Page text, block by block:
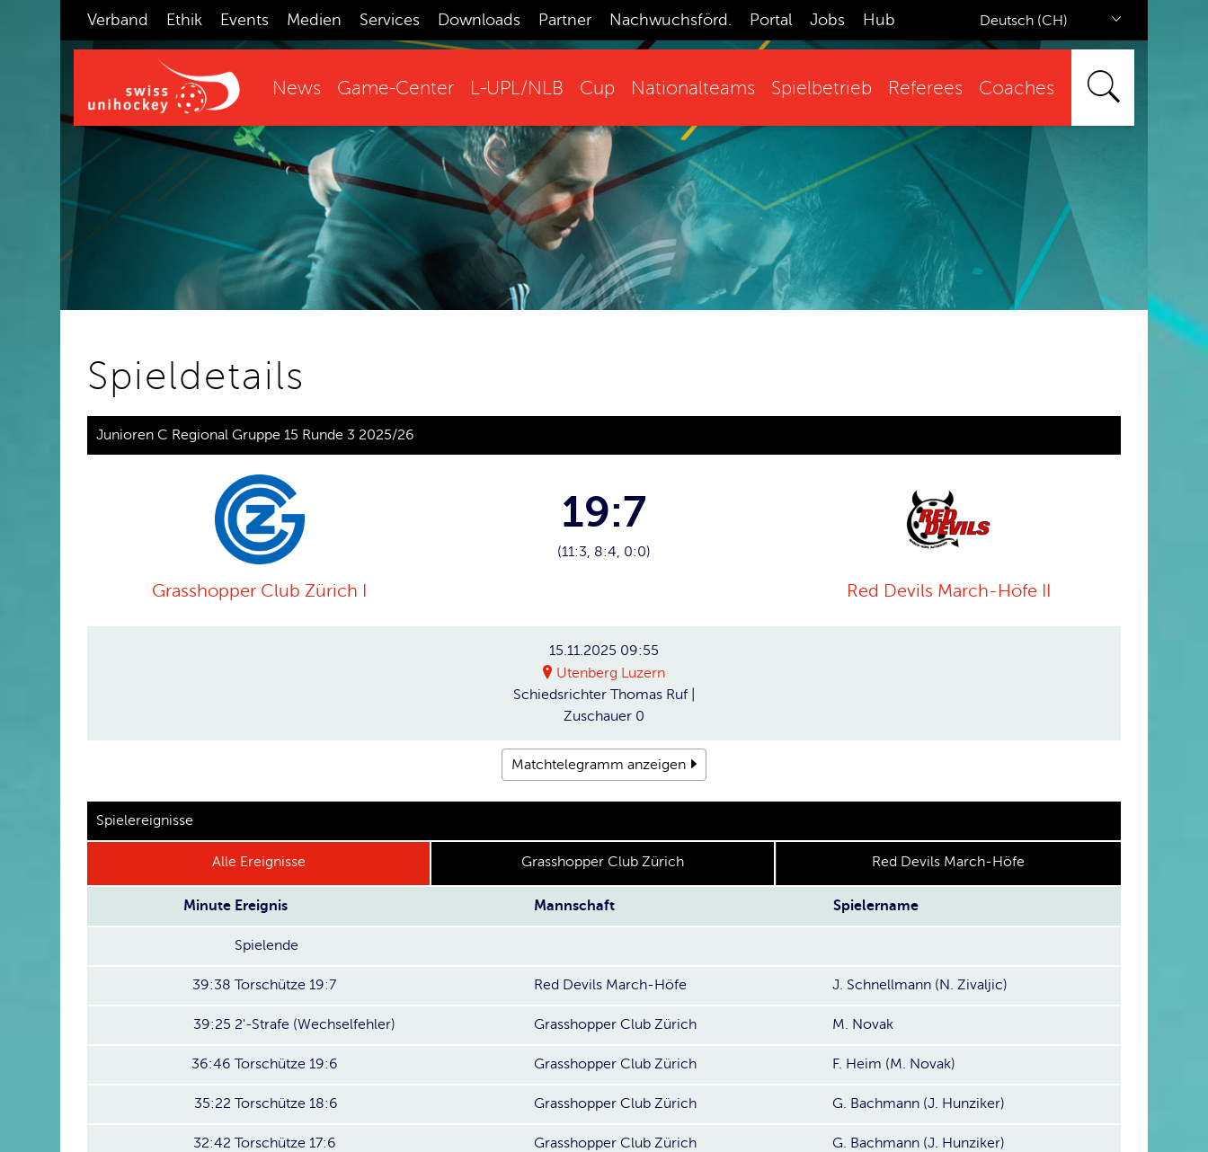
Verband Ethik Events Medien Services Downloads Partner Nachwuchsförd. Portal Jobs Hub Deutsch (CH)
News Game-Center L-UPL/NLB Cup Nationalteams Spielbetrieb Referees Coaches
Spieldetails
Junioren C Regional Gruppe 15 Runde 3 2025/26
Grasshopper Club Zürich I
19:7
(11:3, 8:4, 0:0)
Red Devils March-Höfe II
15.11.2025 09:55
Utenberg Luzern
Schiedsrichter Thomas Ruf |
Zuschauer 0
Matchtelegramm anzeigen
Spielereignisse
Alle Ereignisse Grasshopper Club Zürich Red Devils March-Höfe
Minute Ereignis Mannschaft Spielername
Spielende
39:38 Torschütze 19:7 Red Devils March-Höfe J. Schnellmann (N. Zivaljic)
39:25 2'-Strafe (Wechselfehler) Grasshopper Club Zürich M. Novak
36:46 Torschütze 19:6 Grasshopper Club Zürich F. Heim (M. Novak)
35:22 Torschütze 18:6 Grasshopper Club Zürich G. Bachmann (J. Hunziker)
32:42 Torschütze 17:6 Grasshopper Club Zürich G. Bachmann (J. Hunziker)